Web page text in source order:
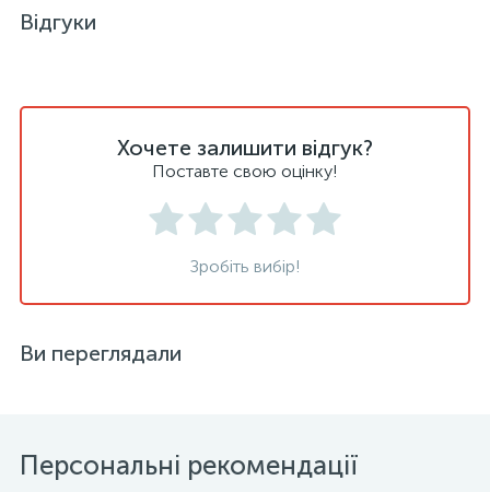
Відгуки
Хочете залишити відгук?
Поставте свою оцінку!
Зробіть вибір!
Ви переглядали
Персональні рекомендації